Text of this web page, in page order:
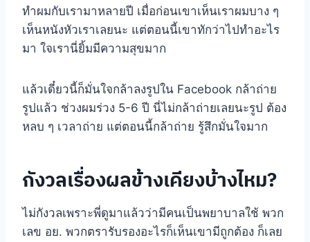
ทำผมกับเรามาหลายปี เมื่อก่อนเขาเห็นเราผมบาง ๆ
เห็นหนังหัวเราเลยนะ แต่ตอนนี้เขาทักว่าไปทำอะไร
มา ใจเรานี่ยิ้มมีความสุขมาก
แล้วเดี๋ยวนี้ก็มั่นใจกล้าลงรูปใน Facebook กล้าถ่าย
รูปแล้ว ช่วงผมร่วง 5-6 ปี นี่ไม่กล้าถ่ายเลยนะรูป ต้อง
หลบ ๆ เวลาถ่าย แต่ตอนนี้กล้าถ่าย รู้สึกมั่นใจมาก
กังวลเรื่องผลข้างเคียงบ้างไหม?
ไม่กังวลเพราะพี่ดูมาแล้วว่ามีคนเป็นพยาบาลใช้ พวก
เลข อย. พวกตรารับรองอะไรก็เห็นเขามีถูกต้อง ก็เลย